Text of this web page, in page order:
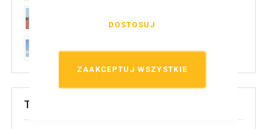
ZAAKCEPTUJ WSZYSTKIE
DOSTOSUJ
Lipiec 06, 2026
Lipiec 03, 2026
Tagi